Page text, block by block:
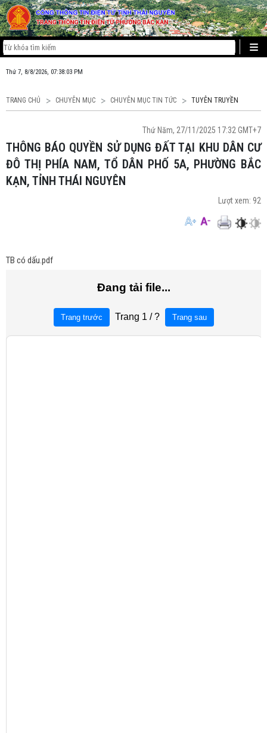
Thứ 7, 8/8/2026, 07:38:03 PM
TRANG CHỦ CHUYÊN MỤC CHUYÊN MỤC TIN TỨC TUYÊN TRUYỀN
Thứ Năm, 27/11/2025 17:32 GMT+7
THÔNG BÁO QUYỀN SỬ DỤNG ĐẤT TẠI KHU DÂN CƯ
ĐÔ THỊ PHÍA NAM, TỔ DÂN PHỐ 5A, PHƯỜNG BẮC
KẠN, TỈNH THÁI NGUYÊN
Lượt xem: 92
TB có dấu.pdf